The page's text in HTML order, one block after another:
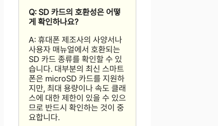
Q: SD 카드의 호환성은 어떻
게 확인하나요?
A: 휴대폰 제조사의 사양서나
사용자 매뉴얼에서 호환되는
SD 카드 종류를 확인할 수 있
습니다. 대부분의 최신 스마트
폰은 microSD 카드를 지원하
지만, 최대 용량이나 속도 클래
스에 대한 제한이 있을 수 있으
므로 반드시 확인하는 것이 중
요합니다.